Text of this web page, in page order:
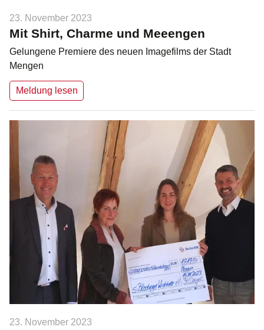
23. November 2023
Mit Shirt, Charme und Meeengen
Gelungene Premiere des neuen Imagefilms der Stadt
Mengen
Meldung lesen
23. November 2023